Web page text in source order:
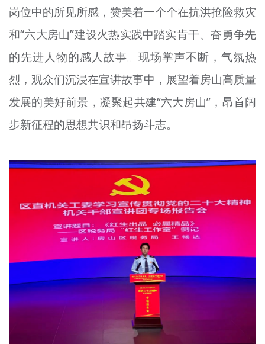
岗位中的所见所感，赞美着一个个在抗洪抢险救灾
和“六大房山”建设火热实践中踏实肯干、奋勇争先
的先进人物的感人故事。现场掌声不断，气氛热
烈，观众们沉浸在宣讲故事中，展望着房山高质量
发展的美好前景，凝聚起共建“六大房山”，昂首阔
步新征程的思想共识和昂扬斗志。